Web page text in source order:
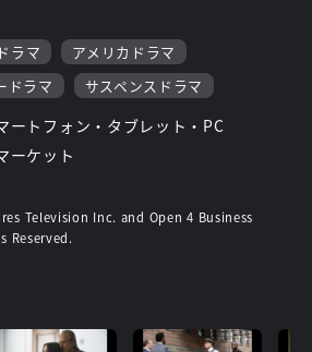
ラマ
アメリカドラマ
ドラマ
サスペンスドラマ
ートフォン・タブレット・PC
ーケット
Television Inc. and Open 4 Business
Reserved.